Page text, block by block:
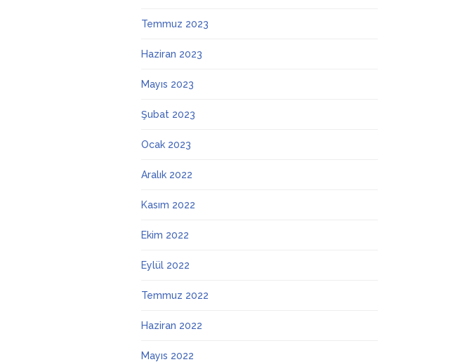
Temmuz 2023
Haziran 2023
Mayıs 2023
Şubat 2023
Ocak 2023
Aralık 2022
Kasım 2022
Ekim 2022
Eylül 2022
Temmuz 2022
Haziran 2022
Mayıs 2022